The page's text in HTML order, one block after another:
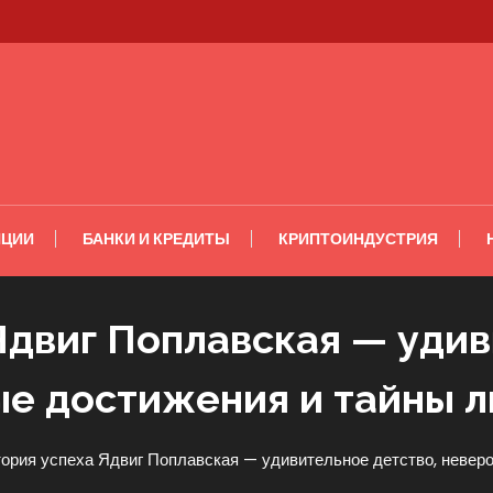
БАНКИ И КРЕДИТЫ КРИПТОИНДУСТРИЯ
Поплавская —
достижения и тайны
успеха Ядвиг Поплавская — удивительное детство,